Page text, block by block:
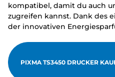
kompatibel, damit du auch
zugreifen kannst. Dank des
der innovativen
PIXMA TS3450 DRUCKER